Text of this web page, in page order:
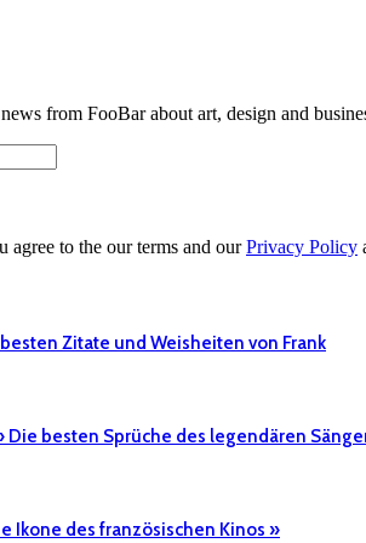
from FooBar about art, design and
agree to the our terms and ourPrivacy Policy
Zitate und Weisheiten von Frank
Die besten Sprüche des legendären
Ikone des französischen Kinos »